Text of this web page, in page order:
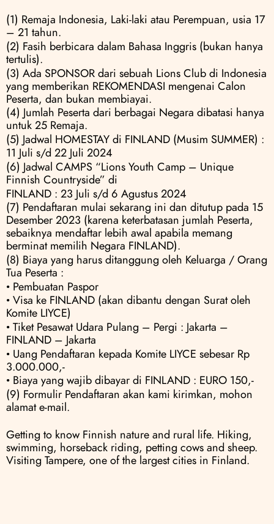
(1) Remaja Indonesia, Laki-laki atau Perempuan, usia 17
– 21 tahun.
(2) Fasih berbicara dalam Bahasa Inggris (bukan hanya
tertulis).
(3) Ada SPONSOR dari sebuah Lions Club di Indonesia
yang memberikan REKOMENDASI mengenai Calon
Peserta, dan bukan membiayai.
(4) Jumlah Peserta dari berbagai Negara dibatasi hanya
untuk 25 Remaja.
(5) Jadwal HOMESTAY di FINLAND (Musim SUMMER) :
11 Juli s/d 22 Juli 2024
(6) Jadwal CAMPS “Lions Youth Camp – Unique
Finnish Countryside” di
FINLAND : 23 Juli s/d 6 Agustus 2024
(7) Pendaftaran mulai sekarang ini dan ditutup pada 15
Desember 2023 (karena keterbatasan jumlah Peserta,
sebaiknya mendaftar lebih awal apabila memang
berminat memilih Negara FINLAND).
(8) Biaya yang harus ditanggung oleh Keluarga / Orang
Tua Peserta :
• Pembuatan Paspor
• Visa ke FINLAND (akan dibantu dengan Surat oleh
Komite LIYCE)
• Tiket Pesawat Udara Pulang – Pergi : Jakarta –
FINLAND – Jakarta
• Uang Pendaftaran kepada Komite LIYCE sebesar Rp
3.000.000,-
• Biaya yang wajib dibayar di FINLAND : EURO 150,-
(9) Formulir Pendaftaran akan kami kirimkan, mohon
alamat e-mail.
Getting to know Finnish nature and rural life. Hiking,
swimming, horseback riding, petting cows and sheep.
Visiting Tampere, one of the largest cities in Finland.